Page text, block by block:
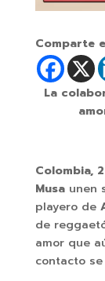
Comparte
La
Colombia,
Musaunen
playero de
de
amor que
contacto